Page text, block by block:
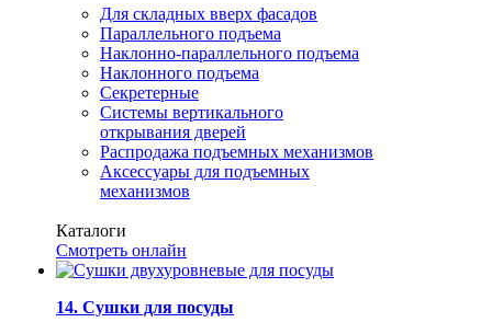
Для складных вверх фасадов
Параллельного подъема
Наклонно-параллельного подъема
Наклонного подъема
Секретерные
Системы вертикального
открывания дверей
Распродажа подъемных механизмов
Аксессуары для подъемных
механизмов
Каталоги
Смотреть онлайн
14. Сушки для посуды